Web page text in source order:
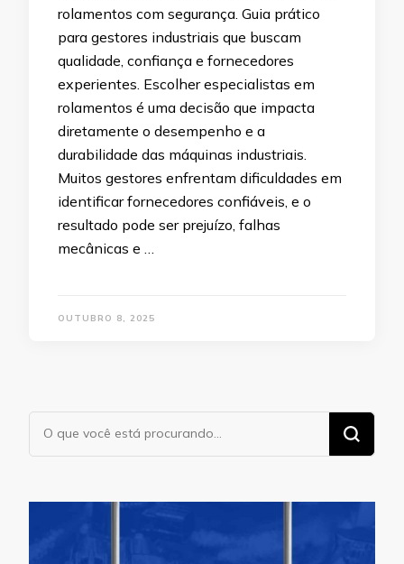
rolamentos com segurança. Guia prático
para gestores industriais que buscam
qualidade, confiança e fornecedores
experientes. Escolher especialistas em
rolamentos é uma decisão que impacta
diretamente o desempenho e a
durabilidade das máquinas industriais.
Muitos gestores enfrentam dificuldades em
identificar fornecedores confiáveis, e o
resultado pode ser prejuízo, falhas
mecânicas e …
OUTUBRO 8, 2025
Procurando
algo?